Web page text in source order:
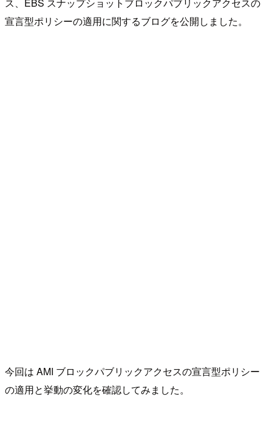
ス、EBS スナップショットブロックパブリックアクセスの
宣言型ポリシーの適用に関するブログを公開しました。
今回は AMI ブロックパブリックアクセスの宣言型ポリシー
の適用と挙動の変化を確認してみました。